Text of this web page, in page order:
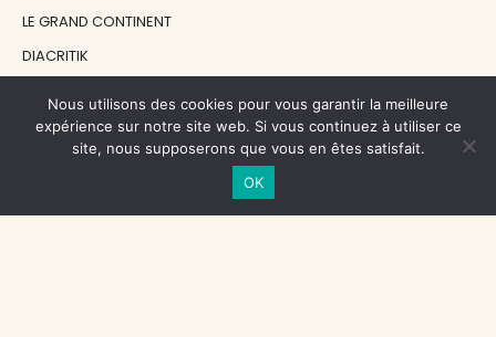
LE GRAND CONTINENT
DIACRITIK
NOS SOUTIENS
CENTRE NATIONAL DU LIVRE
Nous utilisons des cookies pour vous garantir la meilleure
expérience sur notre site web. Si vous continuez à utiliser ce
site, nous supposerons que vous en êtes satisfait.
OK